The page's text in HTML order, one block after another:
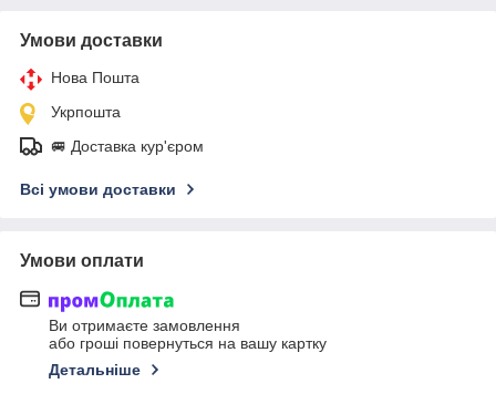
Умови доставки
Нова Пошта
Укрпошта
🚐 Доставка кур'єром
Всі умови доставки
Умови оплати
Ви отримаєте замовлення
або гроші повернуться на вашу картку
Детальніше